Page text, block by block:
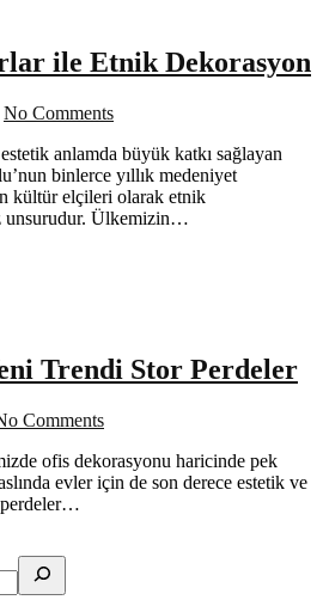
ile Etnik Dekorasyon
No Comments
anlamda büyük katkı sağlayan
binlerce yıllık medeniyet
kültür elçileri olarak etnik
unsurudur. Ülkemizin…
Trendi Stor Perdeler
Comments
ofis dekorasyonu haricinde pek
evler için de son derece estetik ve
perdeler…